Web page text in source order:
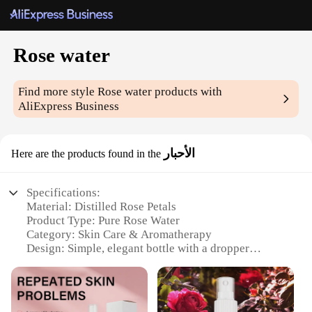
Rose water
Find more styleRose water products with
AliExpress Business
Here are the products found in the الأحبار
Specifications:
Material: Distilled Rose Petals
Product Type: Pure Rose Water
Category: Skin Care & Aromatherapy
Design: Simple, elegant bottle with a dropper
Performance: Soothing, refreshing, and
moisturizing
Quantity: Available in sets or wholesale